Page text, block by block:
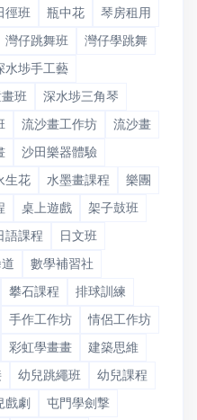
徑班 瓶中花
琴房租用
灣仔跳舞班
灣仔學跳舞
水埗手工藝
班
深水埗三角琴
流沙畫工作坊
流沙畫
沙田樂器體驗
生花 水墨畫課程
樂團
桌上遊戲
架子鼓班
語課程
日文班
數學補習社
攀石課程
排球訓練
手作工作坊
情侶工作坊
彩虹學畫畫
建築思維
幼兒跳繩班
幼兒課程
戲劇
屯門學劍撃